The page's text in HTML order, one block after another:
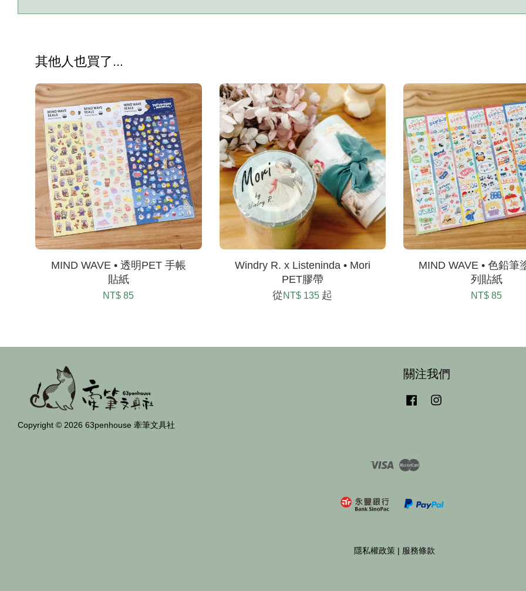
其他人也買了...
MIND WAVE • 透明PET 手帳
貼紙
NT$ 85
Windry R. x Listeninda • Mori
PET膠帶
從NT$ 135 起
MIND WAVE • 色鉛筆
列貼紙
NT$ 85
Copyright © 2026 63penhouse 牽筆文具社
關注我們
Facebook
Visa Master
隱私權政策 服務條款